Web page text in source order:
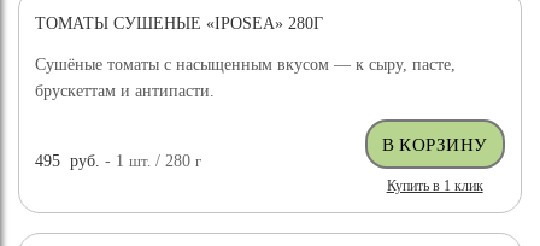
ТОМАТЫ СУШЕНЫЕ «IPOSEA» 280Г
Сушёные томаты с насыщенным вкусом — к сыру, пасте,
брускеттам и антипасти.
495 руб. - 1шт. / 280г
Купить в 1 клик